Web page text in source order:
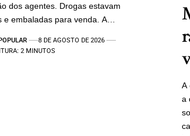
dos agentes. Drogas estavam
e embaladas para venda. A…
8 DE AGOSTO DE 2026
2 MINUTOS
A
a